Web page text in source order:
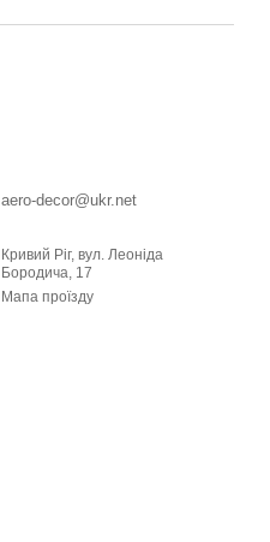
aero-decor@ukr.net
Кривий Ріг, вул. Леоніда
Бородича, 17
Мапа проїзду